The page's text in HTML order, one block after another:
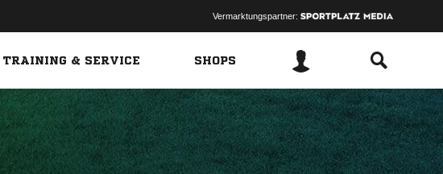
Vermarktungspartner:
TRAINING & SERVICE SHOPS